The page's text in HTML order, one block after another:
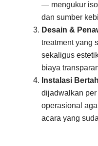
— mengukur
dan sumber
Desain &
treatment yang
sekaligus
biaya
Instalasi
dijadwalkan
operasional
acara yang